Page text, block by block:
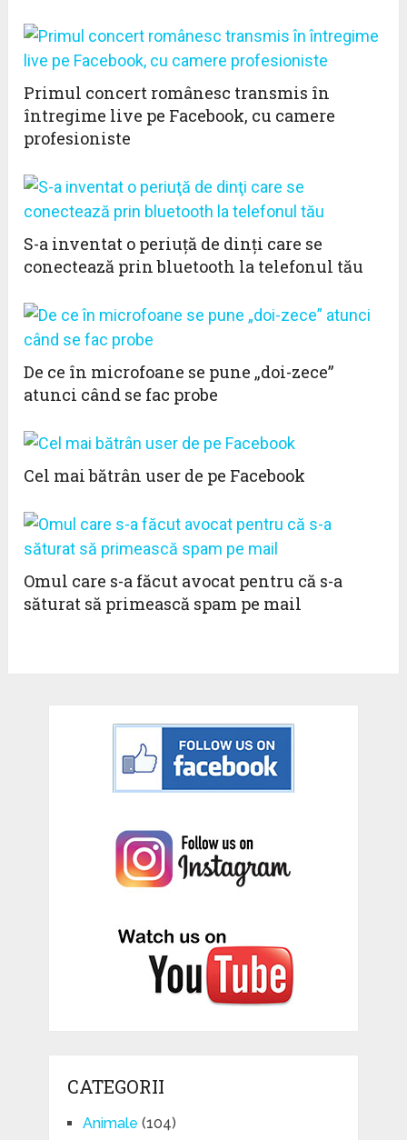
Primul concert românesc transmis în
întregime live pe Facebook, cu camere
profesioniste
S-a inventat o periuţă de dinţi care se
conectează prin bluetooth la telefonul tău
De ce în microfoane se pune „doi-zece”
atunci când se fac probe
Cel mai bătrân user de pe Facebook
Omul care s-a făcut avocat pentru că s-a
săturat să primească spam pe mail
CATEGORII
Animale (104)